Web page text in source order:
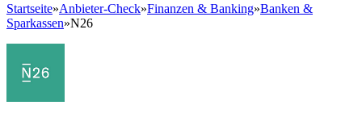
Startseite»Anbieter-Check»Finanzen & Banking»Banken &
Sparkassen»N26